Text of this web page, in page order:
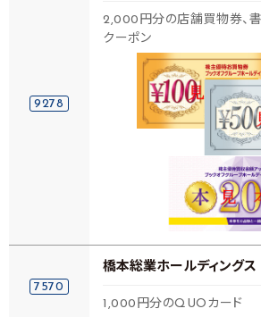
9278
2,000円分の店舗買物券、
クーポン
7570
橋本総業ホールディングス
1,000円分のQUOカード